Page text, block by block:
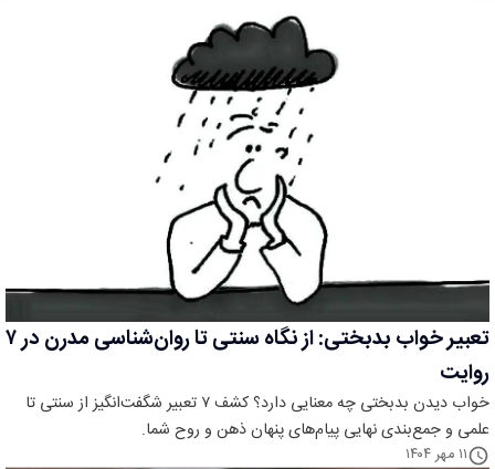
تعبیر خواب بدبختی: از نگاه سنتی تا روان‌شناسی مدرن در ۷
روایت
خواب دیدن بدبختی چه معنایی دارد؟ کشف ۷ تعبیر شگفت‌انگیز از سنتی تا
علمی و جمع‌بندی نهایی پیام‌های پنهان ذهن و روح شما.
۱۱ مهر ۱۴۰۴